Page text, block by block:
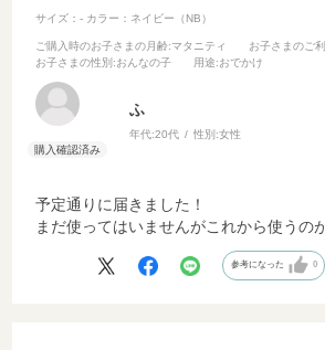
サイズ：- カラー：ネイビー（NB）
ご購入時のお子さまの月齢:マタニティ お子さまのご
お子さまの性別 :おんなの子 用途:おでかけ
ふ
年代:20代 性別:女性
予定通りに届きました！
まだ使ってはいませんがこれから使うの
参考になった 0